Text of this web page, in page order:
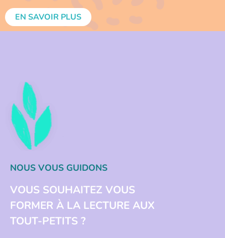
EN SAVOIR PLUS
NOUS VOUS GUIDONS
VOUS SOUHAITEZ VOUS
FORMER À LA LECTURE AUX
TOUT-PETITS ?